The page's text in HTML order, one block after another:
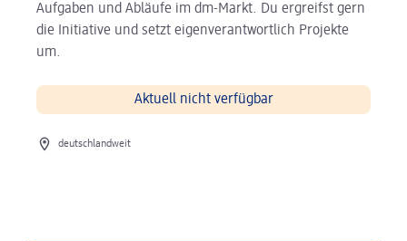
Aufgaben und Abläufe im dm-Markt. Du ergreifst gern
die Initiative und setzt eigenverantwortlich Projekte
um.
Aktuell nicht verfügbar
Ort der Stelle
deutschlandweit